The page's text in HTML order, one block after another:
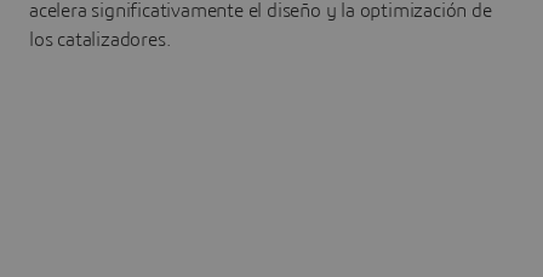
acelera significativamente el diseño y la optimización de
los catalizadores.